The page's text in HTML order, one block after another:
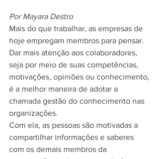
Por Mayara Destro
Mais do que trabalhar, as empresas de
hoje empregam membros para pensar.
Dar mais atenção aos colaboradores,
seja por meio de suas competências,
motivações, opiniões ou conhecimento,
é a melhor maneira de adotar a
chamada gestão do conhecimento nas
organizações.
Com ela, as pessoas são motivadas a
compartilhar informações e saberes
com os demais membros da